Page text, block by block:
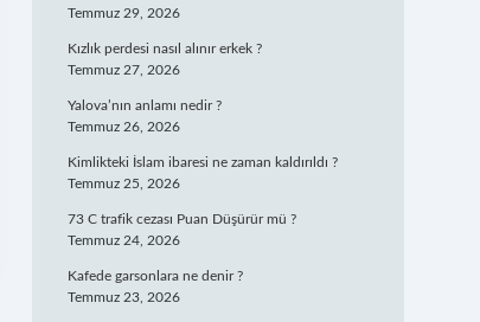
Temmuz 29, 2026
Kızlık perdesi nasıl alınır erkek ?
Temmuz 27, 2026
Yalova’nın anlamı nedir ?
Temmuz 26, 2026
Kimlikteki İslam ibaresi ne zaman kaldırıldı ?
Temmuz 25, 2026
73 C trafik cezası Puan Düşürür mü ?
Temmuz 24, 2026
Kafede garsonlara ne denir ?
Temmuz 23, 2026